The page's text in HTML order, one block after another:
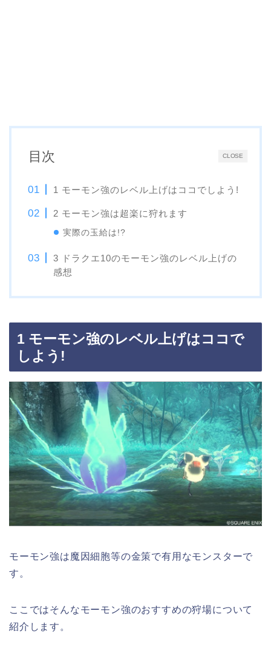
CLOSE
目次
1 モーモン強のレベル上げはココでしよう!
2 モーモン強は超楽に狩れます
実際の玉給は!?
3 ドラクエ10のモーモン強のレベル上げの
感想
1 モーモン強のレベル上げはココで
しよう!
モーモン強は魔因細胞等の金策で有用なモンスターで
す。
ここではそんなモーモン強のおすすめの狩場について
紹介します。